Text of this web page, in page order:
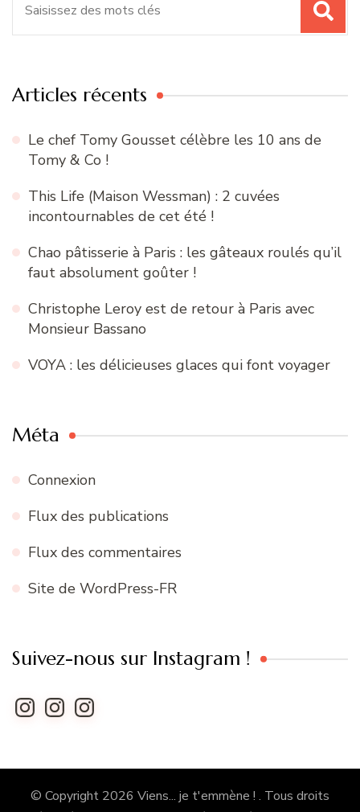
Articles récents
Le chef Tomy Gousset célèbre les 10 ans de
Tomy & Co !
This Life (Maison Wessman) : 2 cuvées
incontournables de cet été !
Chao pâtisserie à Paris : les gâteaux roulés qu’il
faut absolument goûter !
Christophe Leroy est de retour à Paris avec
Monsieur Bassano
VOYA : les délicieuses glaces qui font voyager
Méta
Connexion
Flux des publications
Flux des commentaires
Site de WordPress-FR
Suivez-nous sur Instagram !
Instagram
InstagramInstagram
© Copyright 2026 Viens... je t'emmène ! . Tous droits